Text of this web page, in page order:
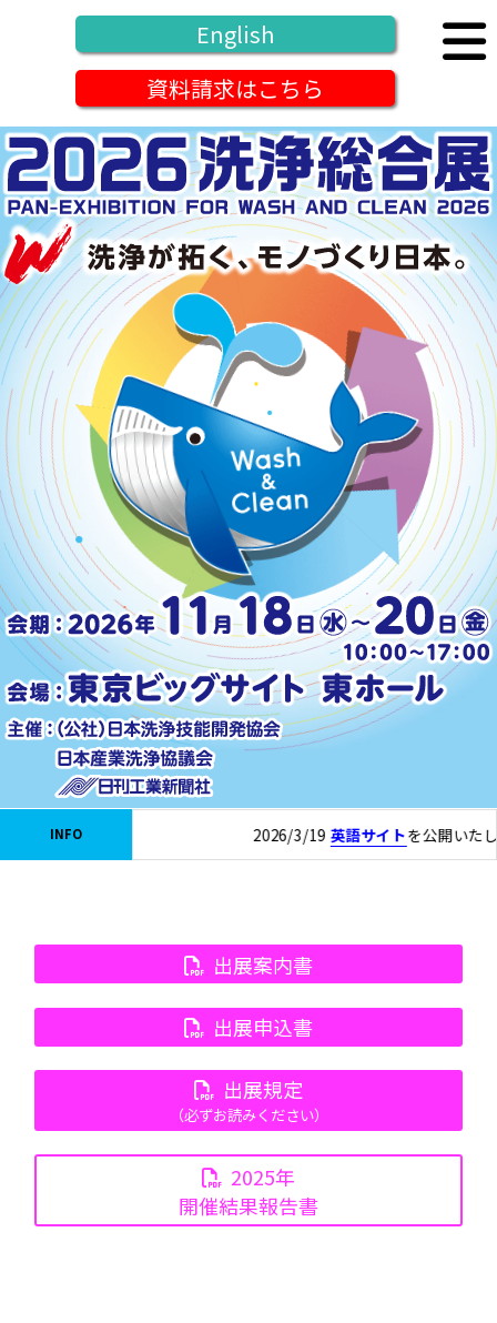
English
資料請求はこちら
INFO 2026/3/19英語サイトを公開いたしま
出展案内書
出展申込書
出展規定
（必ずお読みください）
2025年
開催結果報告書